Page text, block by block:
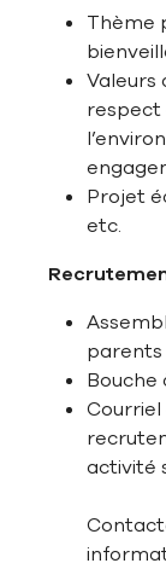
Thème
Valeurs
respect
Projet
etc.
parents
Bouche
Courriel
activité